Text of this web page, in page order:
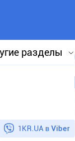
разделы
1KR.UA в Viber